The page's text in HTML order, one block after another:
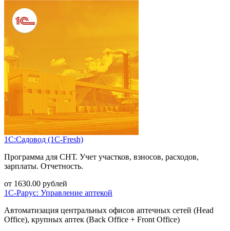
1С:Садовод (1С-Fresh)
Программа для СНТ. Учет участков, взносов, расходов,
зарплаты. Отчетность.
от 1630.00 рублей
1С-Рарус: Управление аптекой
Автоматизация центральных офисов аптечных сетей (Head
Office), крупных аптек (Back Office + Front Office)